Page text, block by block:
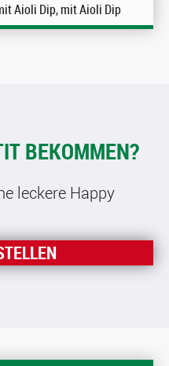
Aioli Dip, mit Aioli Dip
BEKOMMEN?
leckere Happy